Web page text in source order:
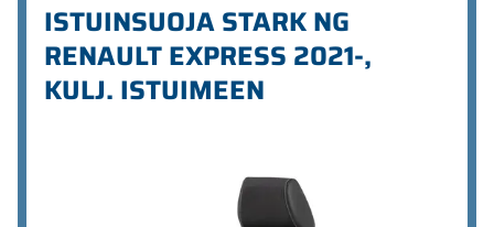
ISTUINSUOJA STARK NG
RENAULT EXPRESS 2021-,
KULJ. ISTUIMEEN